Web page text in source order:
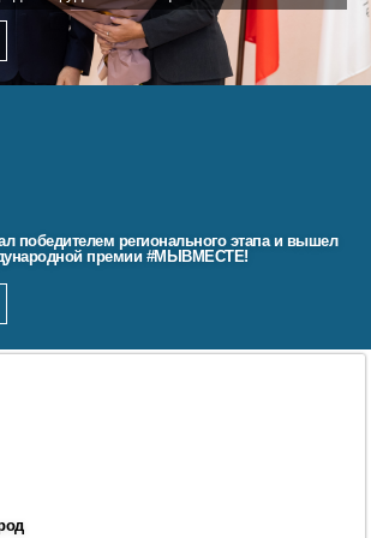
и прикладные
исследования
база
научные чтения
физика
ученым
технологий
победителем регионального этапа и вышел
премии #МЫВМЕСТЕ!